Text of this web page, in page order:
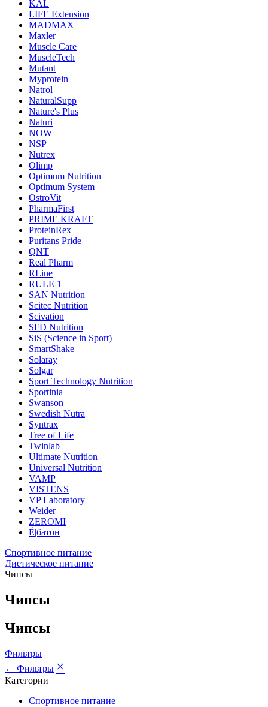
KAL
LIFE Extension
MADMAX
Maxler
Muscle Care
MuscleTech
Mutant
Myprotein
Natrol
NaturalSupp
Nature's Plus
Naturi
NOW
NSP
Nutrex
Olimp
Optimum Nutrition
Optimum System
OstroVit
PharmaFirst
PRIME KRAFT
ProteinRex
Puritans Pride
QNT
Real Pharm
RLine
RULE 1
SAN Nutrition
Scitec Nutrition
Scivation
SFD Nutrition
SiS (Science in Sport)
SmartShake
Solaray
Solgar
Sport Technology Nutrition
Sportinia
Swanson
Swedish Nutra
Syntrax
Tree of Life
Twinlab
Ultimate Nutrition
Universal Nutrition
VAMP
VISTENS
VP Laboratory
Weider
ZEROMI
Ё|батон
Спортивное питание
Диетическое питание
Чипсы
Чипсы
Чипсы
Фильтры
← Фильтры ×
Категории
Спортивное питание